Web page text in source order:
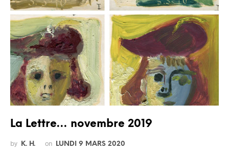
La Lettre… novembre 2019
by K. H. on LUNDI 9 MARS 2020